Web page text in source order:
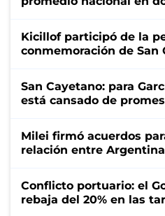
Kicillof participó de la
conmemoración de San
San Cayetano: para
está cansado de
Milei firmó acuerdos
relación entre
Conflicto portuario: el
rebaja del 20% en las